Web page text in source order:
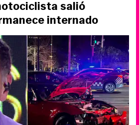
salió
internado